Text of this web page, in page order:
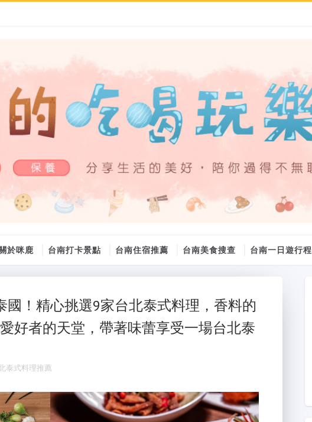
關於咪鹿 台南打卡景點 台南住宿推薦 台南美食搜查 台南一日遊行程
國！精心挑選9家台北泰式料理，香料的
好者的天堂，帶著味蕾享受一場台北泰
泰式料理推薦
大金冷氣維修 大金冷氣維修
蛇粉
蛇粉推薦